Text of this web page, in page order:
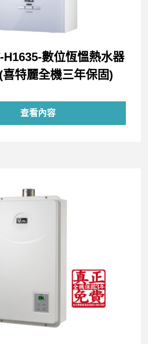
H1635-數位恆慍熱水器
喜特麗全機三年保固)
查看內容